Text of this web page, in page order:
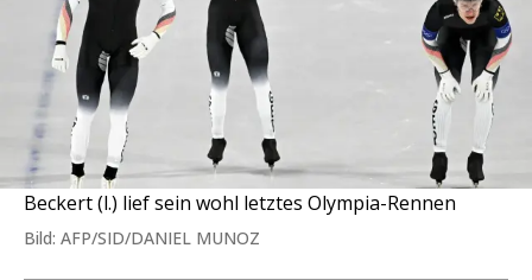
Beckert (l.) lief sein wohl letztes Olympia-Rennen
Bild: AFP/SID/DANIEL MUNOZ